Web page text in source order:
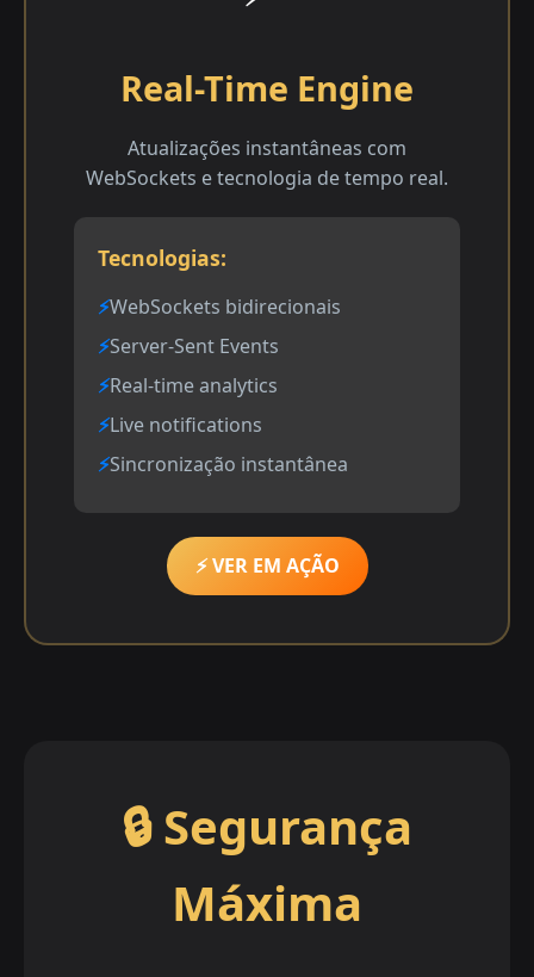
Real-Time Engine
Atualizações instantâneas com
WebSockets e tecnologia de tempo real.
Tecnologias:
WebSockets bidirecionais
Server-Sent Events
Real-time analytics
Live notifications
Sincronização instantânea
⚡ VER EM AÇÃO
🔒 Segurança
Máxima